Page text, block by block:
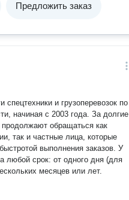
Предложить заказ
спецтехники и грузоперевозок по
начиная с 2003 года. За долгие
обращаться как
так и частные лица, которые
выполнения заказов. У
любой срок: от одного дня (для
месяцев или лет.